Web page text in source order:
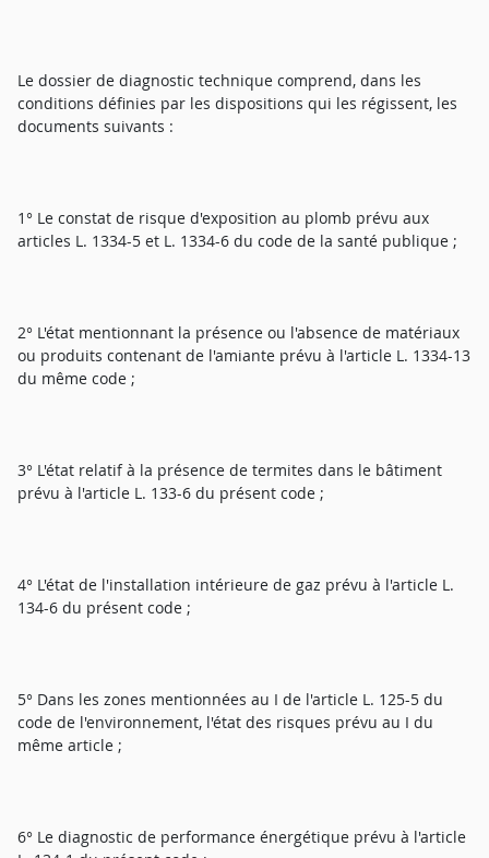
Le dossier de diagnostic technique comprend, dans les
conditions définies par les dispositions qui les régissent, les
documents suivants :
1° Le constat de risque d'exposition au plomb prévu aux
articles L. 1334-5 et L. 1334-6 du code de la santé publique ;
2° L'état mentionnant la présence ou l'absence de matériaux
ou produits contenant de l'amiante prévu à l'article L. 1334-13
du même code ;
3° L'état relatif à la présence de termites dans le bâtiment
prévu à l'article L. 133-6 du présent code ;
4° L'état de l'installation intérieure de gaz prévu à l'article L.
134-6 du présent code ;
5° Dans les zones mentionnées au I de l'article L. 125-5 du
code de l'environnement, l'état des risques prévu au I du
même article ;
6° Le diagnostic de performance énergétique prévu à l'article